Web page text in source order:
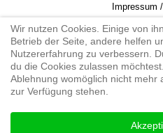
Impressum
#enduroaustria,
Wir nutzen Cookies. Einige von
Betrieb der Seite, andere helfen
Nutzererfahrung zu verbessern.
du die Cookies zulassen
Ablehnung womöglich nicht mehr
zur Verfügung stehen.